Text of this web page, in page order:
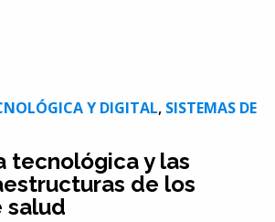
Y DIGITAL, SISTEMAS DE
tecnológica y las
de los
salud